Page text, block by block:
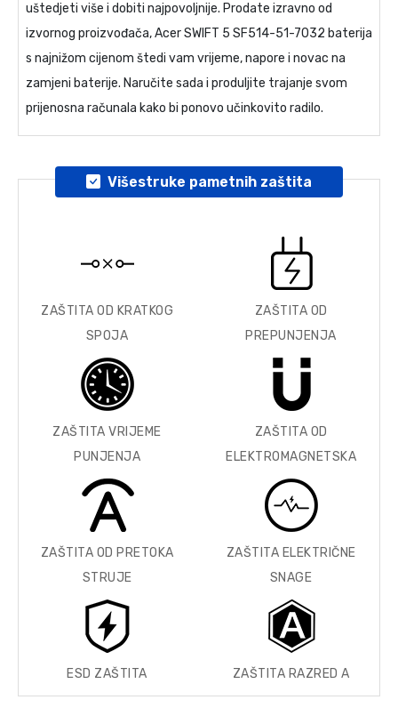
uštedjeti više i dobiti najpovoljnije. Prodate izravno od
izvornog proizvođača,Acer SWIFT 5 SF514-51-7032 baterija
s najnižom cijenom štedi vam vrijeme, napore i novac na
zamjeni baterije. Naručite sada i produljite trajanje svom
prijenosna računala kako bi ponovo učinkovito radilo.
Višestruke pametnih zaštita
ZAŠTITA OD KRATKOG
SPOJA
ZAŠTITA OD
PREPUNJENJA
ZAŠTITA VRIJEME
PUNJENJA
ZAŠTITA OD
ELEKTROMAGNETSKA
ZAŠTITA OD PRETOKA
STRUJE
ZAŠTITA ELEKTRIČNE
SNAGE
ESD ZAŠTITA ZAŠTITA RAZRED A